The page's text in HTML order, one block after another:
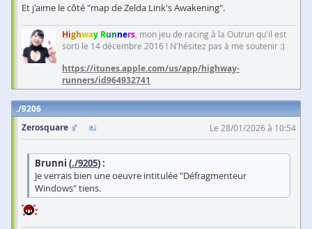
Et j'aime le côté "map de Zelda Link's Awakening".
Highway Runners , mon jeu de racing à la Outrun qu'il est
sorti le 14 décembre 2016 ! N'hésitez pas à me soutenir :)
https://itunes.apple.com/us/app/highway-
runners/id964932741
9206
Zerosquare
Le 28/01/2026 à 10:54
Brunni (./9205) :
Je verrais bien une oeuvre intitulée "Défragmenteur
Windows" tiens.